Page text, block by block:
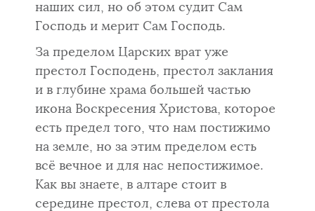
наших сил, но об этом судит Сам
Господь и мерит Сам Господь.
За пределом Царских врат уже
престол Господень, престол заклания
и в глубине храма большей частью
икона Воскресения Христова, которое
есть предел того, что нам постижимо
на земле, но за этим пределом есть
всё вечное и для нас непостижимое.
Как вы знаете, в алтаре стоит в
середине престол, слева от престола